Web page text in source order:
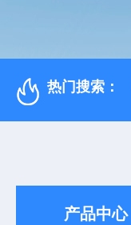
热门搜索：
产品中心